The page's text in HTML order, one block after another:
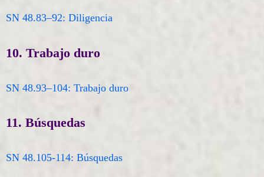
SN 48.83–92: Diligencia
10. Trabajo duro
SN 48.93–104: Trabajo duro
11. Búsquedas
SN 48.105-114: Búsquedas